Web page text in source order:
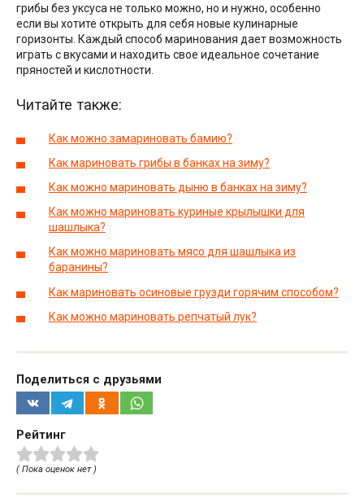
грибы без уксуса не только можно, но и нужно, особенно
если вы хотите открыть для себя новые кулинарные
горизонты. Каждый способ маринования дает возможность
играть с вкусами и находить свое идеальное сочетание
пряностей и кислотности.
Читайте также:
Как можно замариновать бамию?
Как мариновать грибы в банках на зиму?
Как можно мариновать дыню в банках на зиму?
Как можно мариновать куриные крылышки для
шашлыка?
Как можно мариновать мясо для шашлыка из
баранины?
Как мариновать осиновые грузди горячим способом?
Как можно мариновать репчатый лук?
Поделиться с друзьями
Рейтинг
( Пока оценок нет )